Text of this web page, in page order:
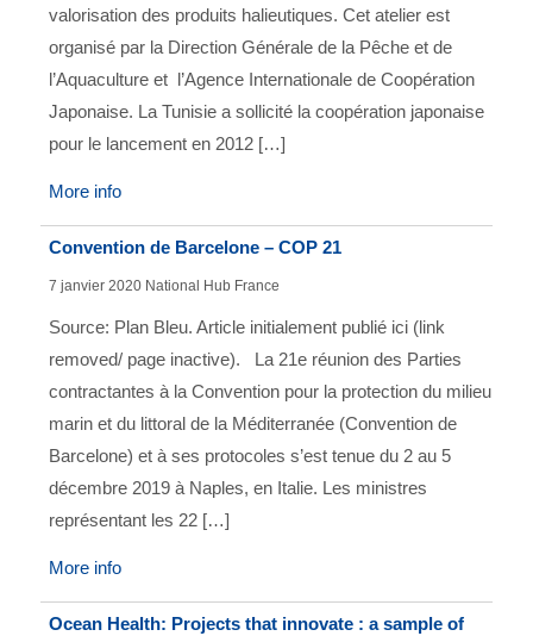
valorisation des produits halieutiques. Cet atelier est
organisé par la Direction Générale de la Pêche et de
l’Aquaculture et l’Agence Internationale de Coopération
Japonaise. La Tunisie a sollicité la coopération japonaise
pour le lancement en 2012 […]
More info
Convention de Barcelone – COP 21
7 janvier 2020 National Hub France
Source: Plan Bleu. Article initialement publié ici (link
removed/ page inactive). La 21e réunion des Parties
contractantes à la Convention pour la protection du milieu
marin et du littoral de la Méditerranée (Convention de
Barcelone) et à ses protocoles s’est tenue du 2 au 5
décembre 2019 à Naples, en Italie. Les ministres
représentant les 22 […]
More info
Ocean Health: Projects that innovate : a sample of